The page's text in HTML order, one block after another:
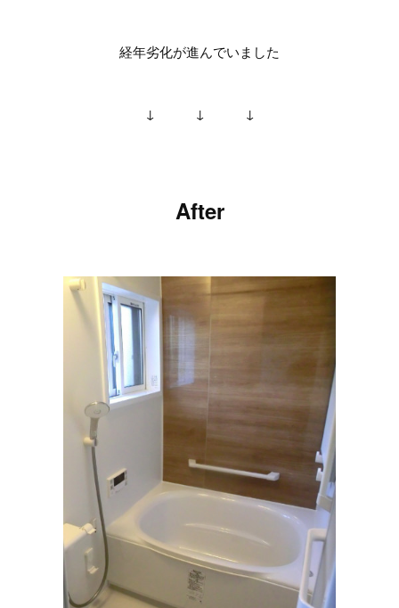
経年劣化が進んでいました
↓ ↓ ↓
After